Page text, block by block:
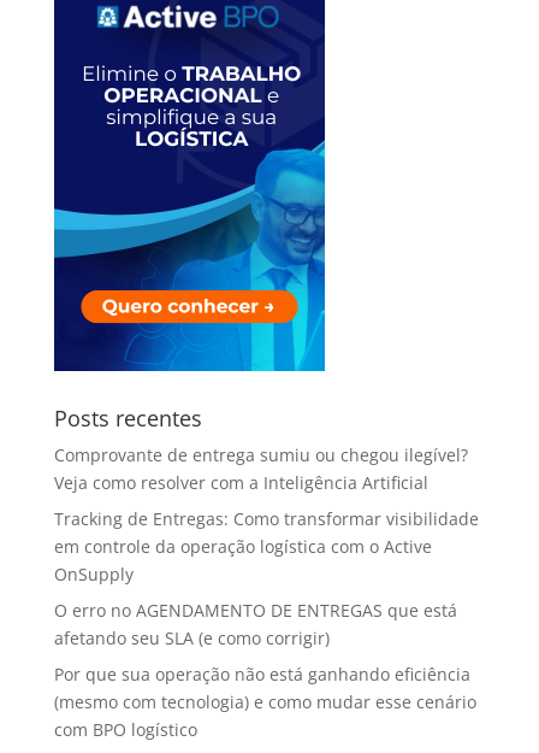
Posts recentes
Comprovante de entrega sumiu ou chegou ilegível?
Veja como resolver com a Inteligência Artificial
Tracking de Entregas: Como transformar visibilidade
em controle da operação logística com o Active
OnSupply
O erro no AGENDAMENTO DE ENTREGAS que está
afetando seu SLA (e como corrigir)
Por que sua operação não está ganhando eficiência
(mesmo com tecnologia) e como mudar esse cenário
com BPO logístico